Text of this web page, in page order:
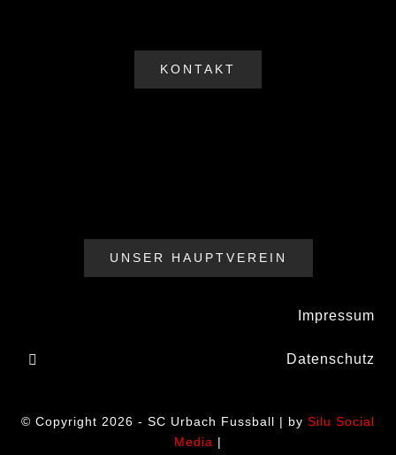
KONTAKT
UNSER HAUPTVEREIN
Impressum
Datenschutz
© Copyright 2026 - SC Urbach Fussball | by Silu Social
Media |